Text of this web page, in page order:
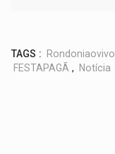
TAGS : Rondoniaovivo
FESTAPAGÃ , Notícia